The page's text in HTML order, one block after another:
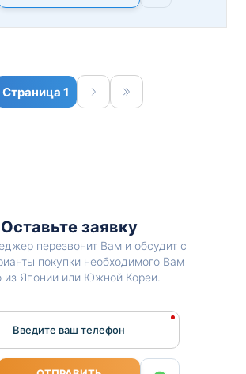
1
Оставьте заявку
перезвонит Вам и обсудит с
покупки необходимого Вам
из Японии или Южной Кореи.
Введите ваш телефон